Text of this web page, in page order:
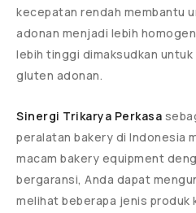
kecepatan rendah membantu
adonan menjadi lebih
lebih tinggi dimaksudkan
gluten adonan.
Sinergi Trikarya Perkasa
peralatan bakery di Indonesia
macam bakery equipment
bergaransi, Anda dapat
melihat beberapa jenis produk